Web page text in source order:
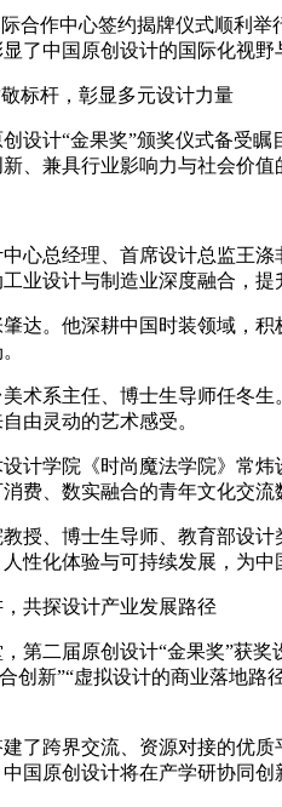
作中心签约揭牌仪式顺利举
了中国原创设计的国际化视野
标杆，彰显多元设计力量
计“金果奖”颁奖仪式备受瞩
、兼具行业影响力与社会价值
中心总经理、首席设计总监王
业设计与制造业深度融合，提
肇达。他深耕中国时装领域，
美术系主任、博士生导师任冬
由灵动的艺术感受。
设计学院《时尚魔法学院》常
费、数实融合的青年文化交
教授、博士生导师、教育部设
性化体验与可持续发展，为中
共探设计产业发展路径
二届原创设计“金果奖”获奖
创新”“虚拟设计的商业落地
跨界交流、资源对接的优质
国原创设计将在产学研协同